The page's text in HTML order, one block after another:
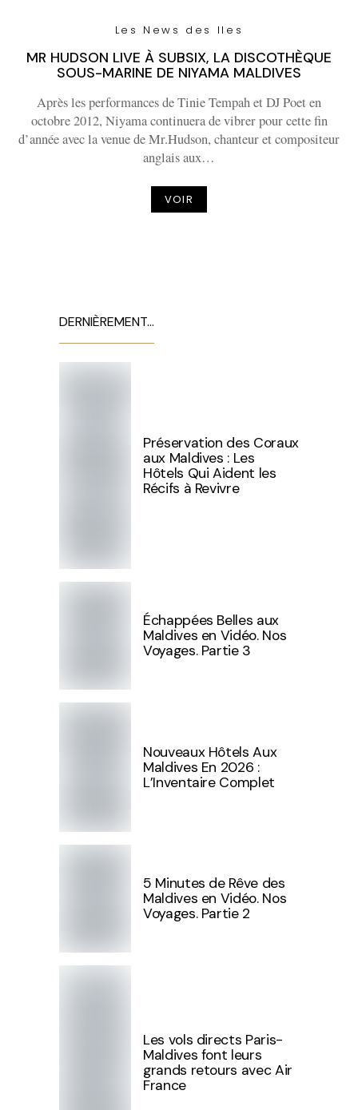
Les News des Iles
MR HUDSON LIVE À SUBSIX, LA DISCOTHÈQUE
SOUS-MARINE DE NIYAMA MALDIVES
Après les performances de Tinie Tempah et DJ Poet en
octobre 2012, Niyama continuera de vibrer pour cette fin
d’année avec la venue de Mr.Hudson, chanteur et compositeur
anglais aux…
VOIR
DERNIÈREMENT…
Préservation des Coraux
aux Maldives : Les
Hôtels Qui Aident les
Récifs à Revivre
Échappées Belles aux
Maldives en Vidéo. Nos
Voyages. Partie 3
Nouveaux Hôtels Aux
Maldives En 2026 :
L’Inventaire Complet
5 Minutes de Rêve des
Maldives en Vidéo. Nos
Voyages. Partie 2
Les vols directs Paris-
Maldives font leurs
grands retours avec Air
France